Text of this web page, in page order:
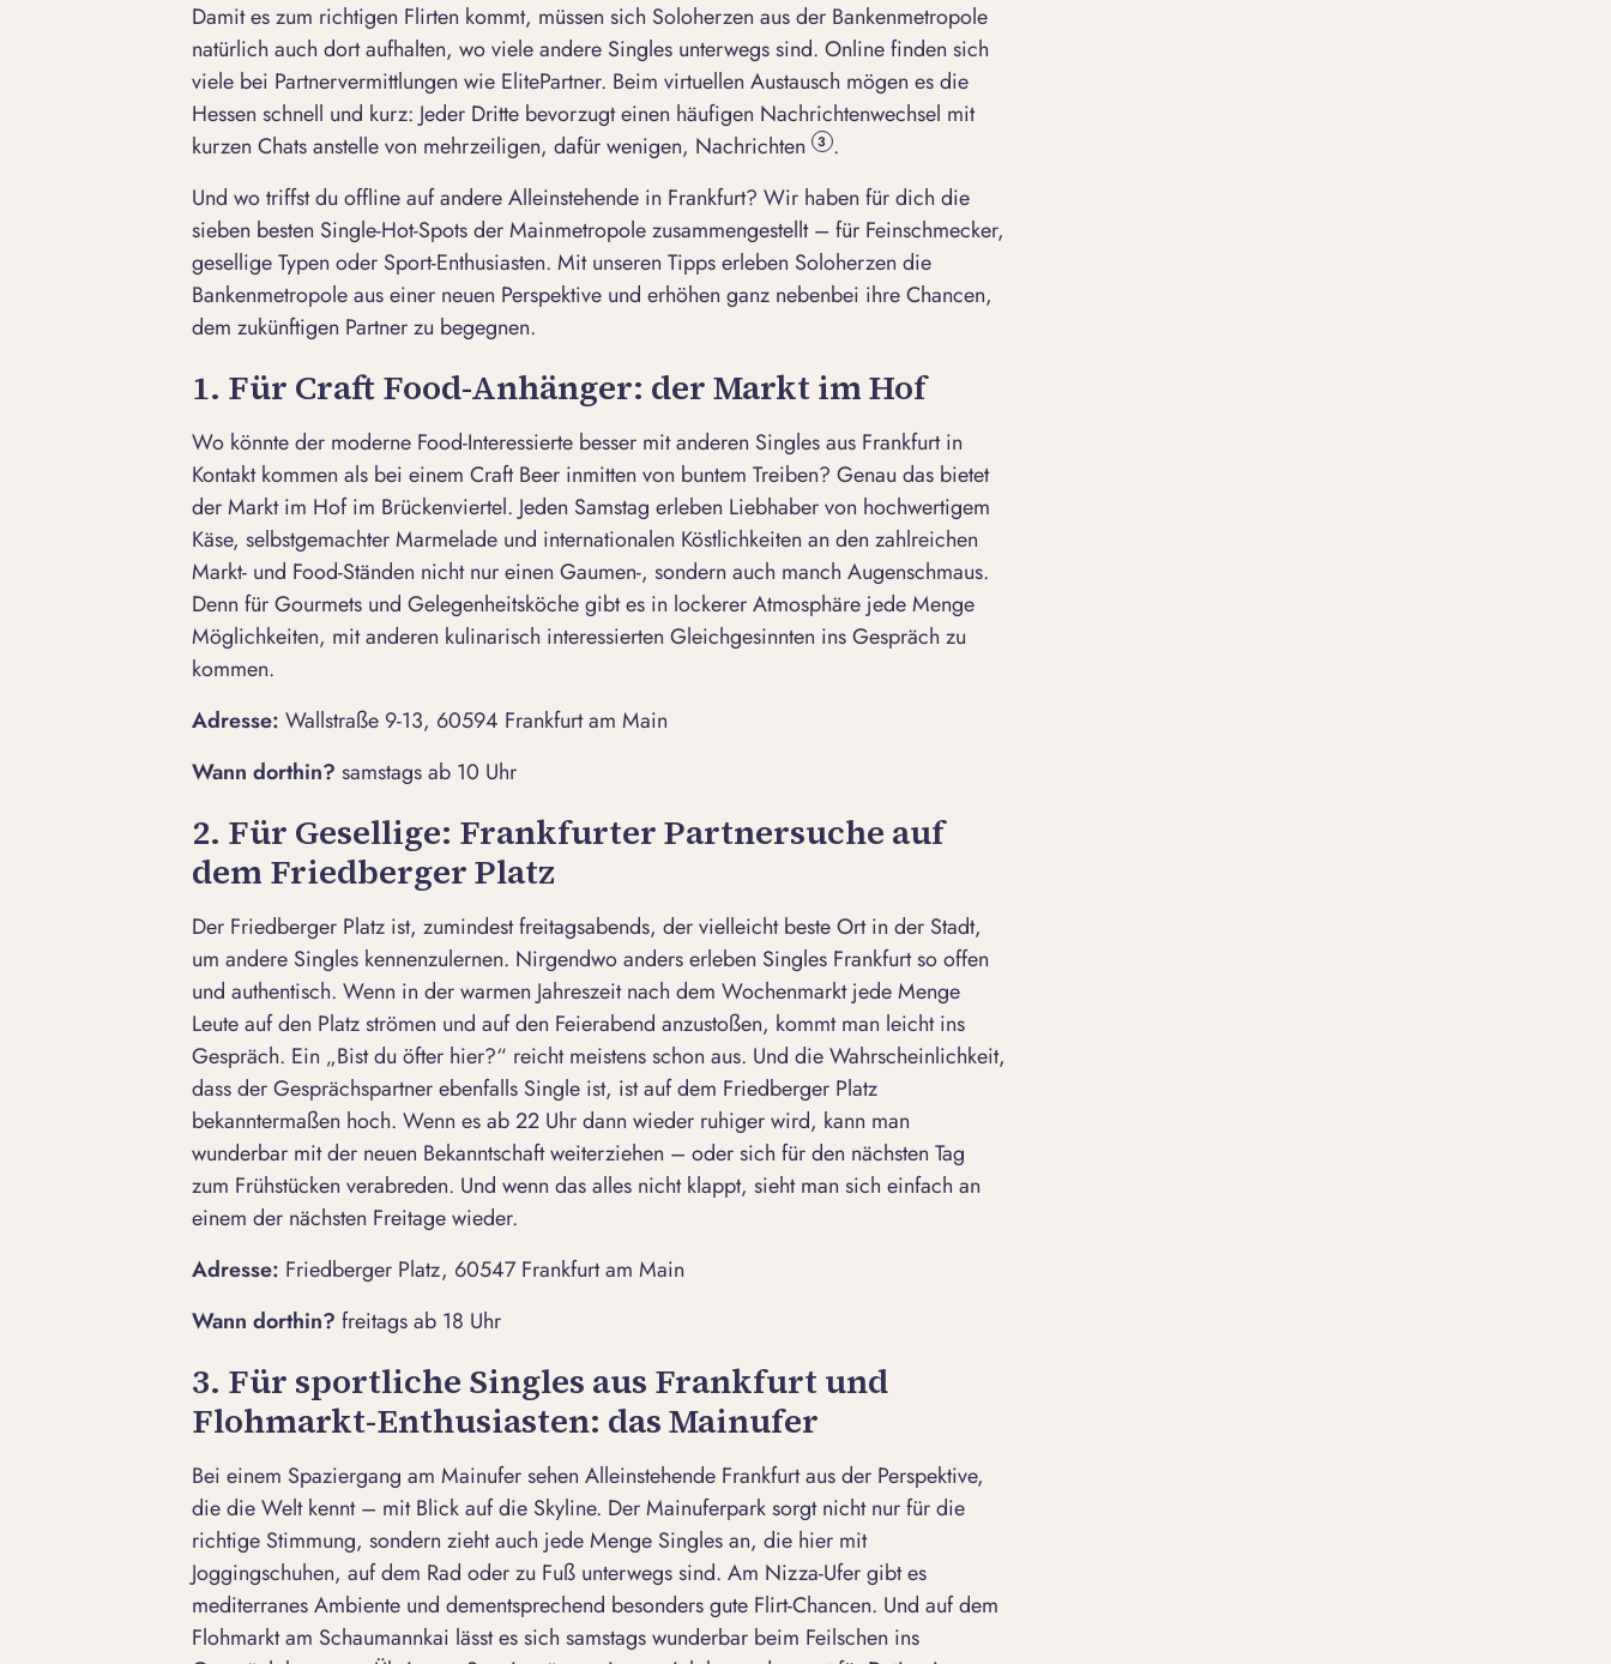
Damit es zum richtigen Flirten kommt, müssen sich Soloherzen aus der Bankenmetropole
natürlich auch dort aufhalten, wo viele andere Singles unterwegs sind. Online finden sich
viele bei Partnervermittlungen wie ElitePartner. Beim virtuellen Austausch mögen es die
Hessen schnell und kurz: Jeder Dritte bevorzugt einen häufigen Nachrichtenwechsel mit
kurzen Chats anstelle von mehrzeiligen, dafür wenigen, Nachrichten
3 .
Und wo triffst du offline auf andere Alleinstehende in Frankfurt? Wir haben für dich die
sieben besten Single-Hot-Spots der Mainmetropole zusammengestellt – für Feinschmecker,
gesellige Typen oder Sport-Enthusiasten. Mit unseren Tipps erleben Soloherzen die
Bankenmetropole aus einer neuen Perspektive und erhöhen ganz nebenbei ihre Chancen,
dem zukünftigen Partner zu begegnen.
1. Für Craft Food-Anhänger: der Markt im Hof
Wo könnte der moderne Food-Interessierte besser mit anderen Singles aus Frankfurt in
Kontakt kommen als bei einem Craft Beer inmitten von buntem Treiben? Genau das bietet
der Markt im Hof im Brückenviertel. Jeden Samstag erleben Liebhaber von hochwertigem
Käse, selbstgemachter Marmelade und internationalen Köstlichkeiten an den zahlreichen
Markt- und Food-Ständen nicht nur einen Gaumen-, sondern auch manch Augenschmaus.
Denn für Gourmets und Gelegenheitsköche gibt es in lockerer Atmosphäre jede Menge
Möglichkeiten, mit anderen kulinarisch interessierten Gleichgesinnten ins Gespräch zu
kommen.
Adresse: Wallstraße 9-13, 60594 Frankfurt am Main
Wann dorthin? samstags ab 10 Uhr
2. Für Gesellige: Frankfurter Partnersuche auf
dem Friedberger Platz
Der Friedberger Platz ist, zumindest freitagsabends, der vielleicht beste Ort in der Stadt,
um andere Singles kennenzulernen. Nirgendwo anders erleben Singles Frankfurt so offen
und authentisch. Wenn in der warmen Jahreszeit nach dem Wochenmarkt jede Menge
Leute auf den Platz strömen und auf den Feierabend anzustoßen, kommt man leicht ins
Gespräch. Ein „Bist du öfter hier?“ reicht meistens schon aus. Und die Wahrscheinlichkeit,
dass der Gesprächspartner ebenfalls Single ist, ist auf dem Friedberger Platz
bekanntermaßen hoch. Wenn es ab 22 Uhr dann wieder ruhiger wird, kann man
wunderbar mit der neuen Bekanntschaft weiterziehen – oder sich für den nächsten Tag
zum Frühstücken verabreden. Und wenn das alles nicht klappt, sieht man sich einfach an
einem der nächsten Freitage wieder.
Adresse: Friedberger Platz, 60547 Frankfurt am Main
Wann dorthin? freitags ab 18 Uhr
3. Für sportliche Singles aus Frankfurt und
Flohmarkt-Enthusiasten: das Mainufer
Bei einem Spaziergang am Mainufer sehen Alleinstehende Frankfurt aus der Perspektive,
die die Welt kennt – mit Blick auf die Skyline. Der Mainuferpark sorgt nicht nur für die
richtige Stimmung, sondern zieht auch jede Menge Singles an, die hier mit
Joggingschuhen, auf dem Rad oder zu Fuß unterwegs sind. Am Nizza-Ufer gibt es
mediterranes Ambiente und dementsprechend besonders gute Flirt-Chancen. Und auf dem
Flohmarkt am Schaumannkai lässt es sich samstags wunderbar beim Feilschen ins